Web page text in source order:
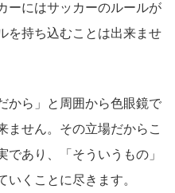
ーにはサッカーのルールが
を持ち込むことは出来ませ
から」と周囲から色眼鏡で
ません。その立場だからこ
あり、「そういうもの」
いくことに尽きます。